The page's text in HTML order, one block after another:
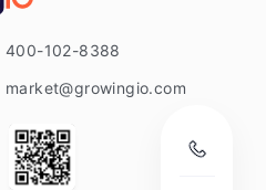
400-102-8388
market@growingio.com